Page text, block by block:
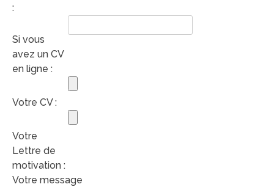
:
Si vous
avez un CV
en ligne :
Votre CV :
Votre
Lettre de
motivation :
Votre message